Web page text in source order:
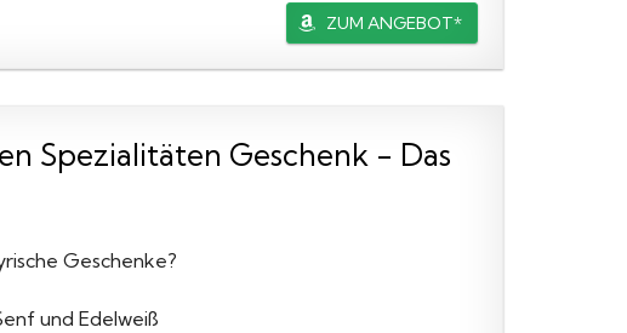
ZUM ANGEBOT*
Spezialitäten Geschenk - Das
Geschenke?
und Edelweiß